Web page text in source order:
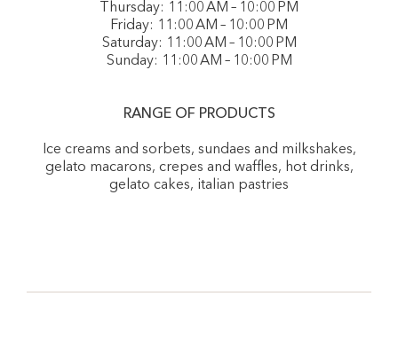
Thursday: 11:00 AM – 10:00 PM
Friday: 11:00 AM – 10:00 PM
Saturday: 11:00 AM – 10:00 PM
Sunday: 11:00 AM – 10:00 PM
RANGE OF PRODUCTS
Ice creams and sorbets, sundaes and milkshakes,
gelato macarons, crepes and waffles, hot drinks,
gelato cakes, italian pastries